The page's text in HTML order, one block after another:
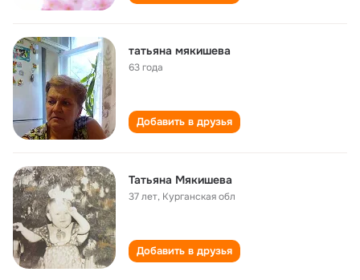
татьяна мякишева
63 года
Добавить в друзья
Татьяна Мякишева
37 лет, Курганская обл
Добавить в друзья